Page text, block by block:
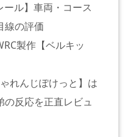
ル】車両・コース
線の評価
製作【ベルキッ
れんじぽけっと】は
反応を正直レビュ